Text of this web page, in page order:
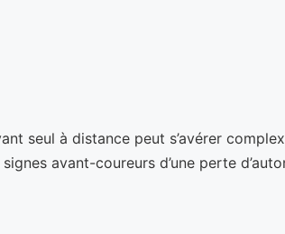
seul à distance peut s’avérer
avant-coureurs d’une perte